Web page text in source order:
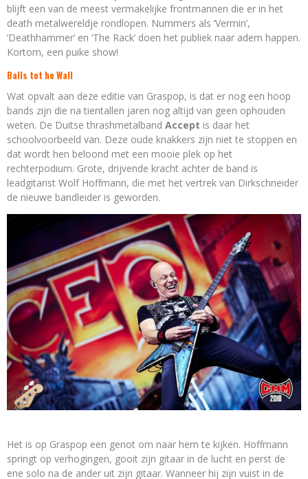
blijft een van de meest vermakelijke frontmannen die er in het
death metalwereldje rondlopen. Nummers als ‘Vermin’,
‘Deathhammer’ en ‘The Rack’ doen het publiek naar adem happen.
Kortom, een puike show!
Balls tot he Wall
Wat opvalt aan deze editie van Graspop, is dat er nog een hoop
bands zijn die na tientallen jaren nog altijd van geen ophouden
weten. De Duitse thrashmetalband Accept is daar het
schoolvoorbeeld van. Deze oude knakkers zijn niet te stoppen en
dat wordt hen beloond met een mooie plek op het
rechterpodium. Grote, drijvende kracht achter de band is
leadgitarist Wolf Hoffmann, die met het vertrek van Dirkschneider
de nieuwe bandleider is geworden.
Het is op Graspop een genot om naar hem te kijken. Hoffmann
springt op verhogingen, gooit zijn gitaar in de lucht en perst de
ene solo na de ander uit zijn gitaar. Wanneer hij zijn vuist in de